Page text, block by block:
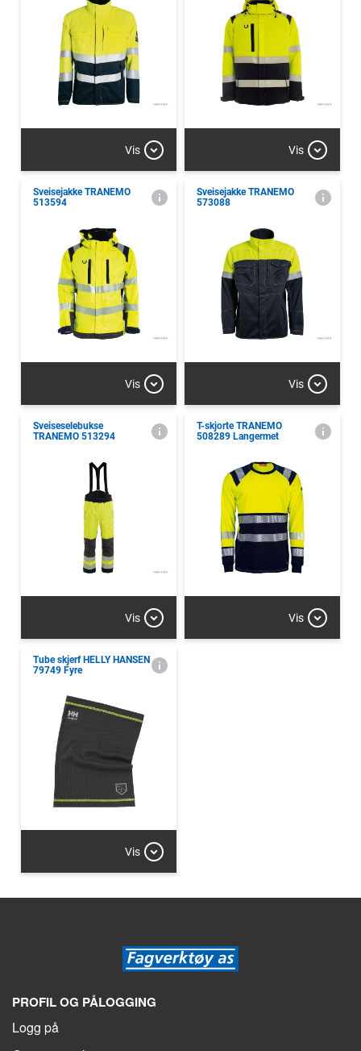
Vis Vis
Sveisejakke TRANEMO
513594
Vis
Sveisejakke TRANEMO
573088
Vis
Sveiseselebukse
TRANEMO 513294
Vis
T-skjorte TRANEMO
508289 Langermet
Vis
Tube skjerf HELLY HANSEN
79749 Fyre
Vis
PROFIL OG PÅLOGGING
Logg på